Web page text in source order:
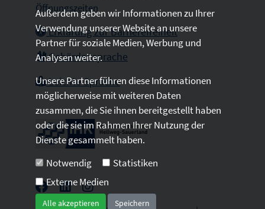
Öffnungszeiten
Erklärung zur Barrierefreiheit
Gebärdensprache
Leichte Sprache
Außerdem geben wir Informationen zu Ihrer
Verwendung unserer Website an unsere
Partner für soziale Medien, Werbung und
Analysen weiter.
Unsere Partner führen diese Informationen
möglicherweise mit weiteren Daten
zusammen, die Sie ihnen bereitgestellt haben
oder die sie im Rahmen Ihrer Nutzung der
Dienste gesammelt haben.
Notwendig
Statistiken
Externe Medien
Alle akzeptieren Speichern